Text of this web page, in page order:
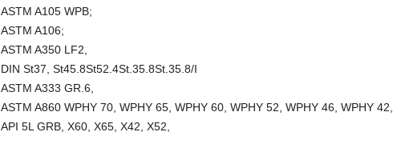
ASTM A105 WPB;
ASTM A106;
ASTM A350 LF2,
DIN St37, St45.8St52.4St.35.8St.35.8/I
ASTM A333 GR.6,
ASTM A860 WPHY 70, WPHY 65, WPHY 60, WPHY 52, WPHY 46, WPHY 42,
API 5L GRB, X60, X65, X42, X52,